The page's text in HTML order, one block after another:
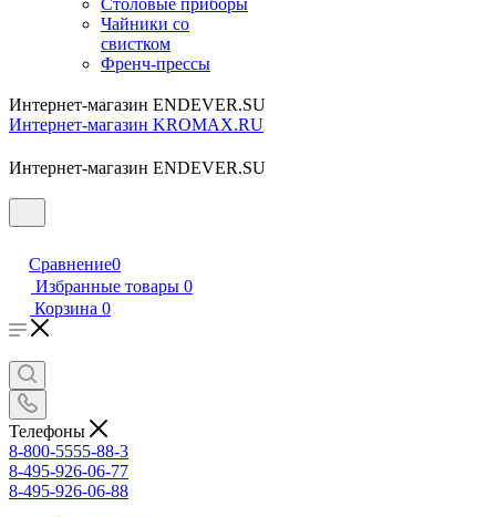
Столовые приборы
Чайники со
свистком
Френч-прессы
Интернет-магазин ENDEVER.SU
Интернет-магазин KROMAX.RU
Интернет-магазин ENDEVER.SU
Сравнение0
Избранные товары 0
Корзина 0
Телефоны
8-800-5555-88-3
8-495-926-06-77
8-495-926-06-88